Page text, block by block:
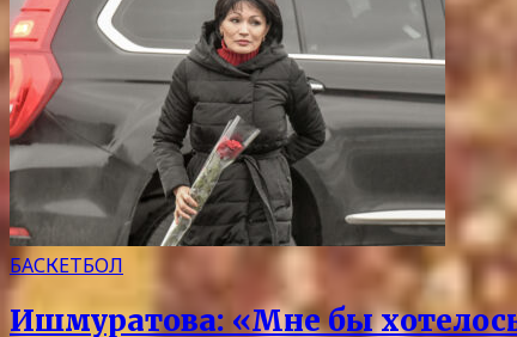
БАСКЕТБОЛ
Ишмуратова: «Мне бы